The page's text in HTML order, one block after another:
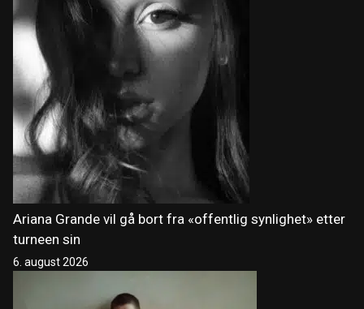
Ariana Grande vil gå bort fra «offentlig synlighet» etter
turneen sin
6. august 2026